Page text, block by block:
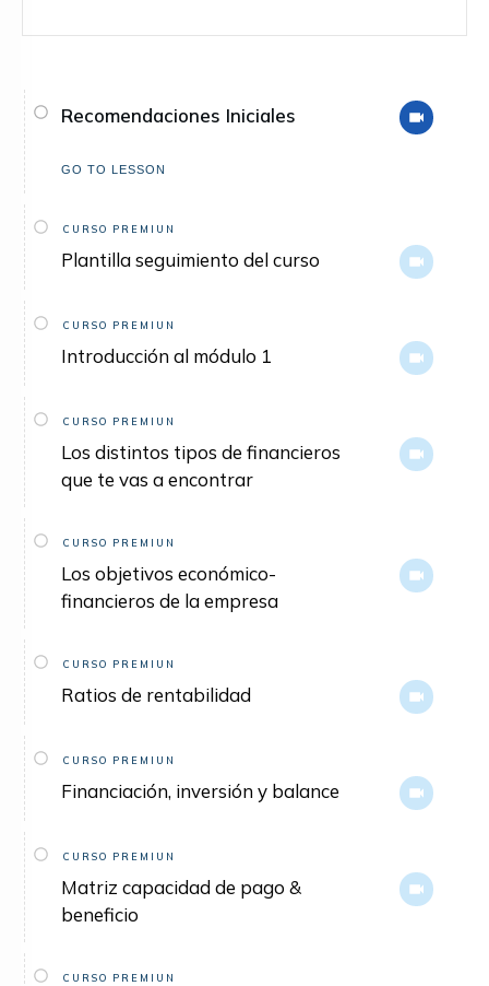
Recomendaciones Iniciales
GO TO LESSON
CURSO PREMIUN
Plantilla seguimiento del curso
CURSO PREMIUN
Introducción al módulo 1
CURSO PREMIUN
Los distintos tipos de financieros
que te vas a encontrar
CURSO PREMIUN
Los objetivos económico-
financieros de la empresa
CURSO PREMIUN
Ratios de rentabilidad
CURSO PREMIUN
Financiación, inversión y balance
CURSO PREMIUN
Matriz capacidad de pago &
beneficio
CURSO PREMIUN